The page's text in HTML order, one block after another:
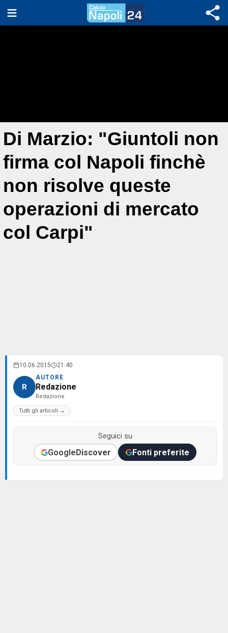
Di Marzio: "Giuntoli non
firma col Napoli finchè
non risolve queste
operazioni di mercato
col Carpi"
10.06.2015 21:40
R
AUTORE
Redazione
Redazione
Tutti gli articoli →
Seguici su
GoogleDiscover Fonti preferite